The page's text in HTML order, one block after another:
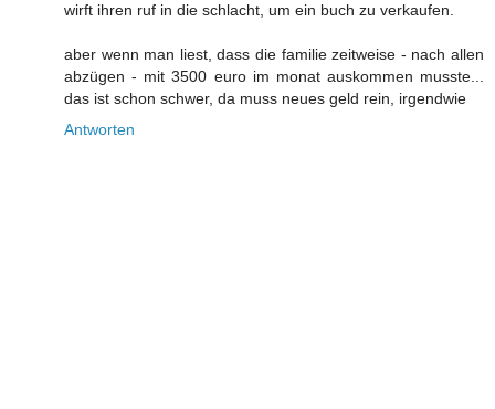
wirft ihren ruf in die schlacht, um ein buch zu verkaufen.
aber wenn man liest, dass die familie zeitweise - nach allen
abzügen - mit 3500 euro im monat auskommen musste...
das ist schon schwer, da muss neues geld rein, irgendwie
Antworten